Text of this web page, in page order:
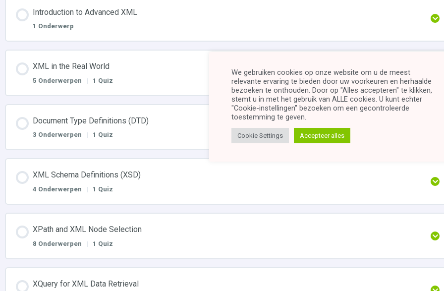
Introduction to Advanced XML
1 Onderwerp
XML in the Real World
5 Onderwerpen | 1 Quiz
Document Type Definitions (DTD)
3 Onderwerpen | 1 Quiz
XML Schema Definitions (XSD)
4 Onderwerpen | 1 Quiz
XPath and XML Node Selection
8 Onderwerpen | 1 Quiz
XQuery for XML Data Retrieval
We gebruiken cookies op onze website om u de meest
relevante ervaring te bieden door uw voorkeuren en herhaalde
bezoeken te onthouden. Door op "Alles accepteren" te klikken,
stemt u in met het gebruik van ALLE cookies. U kunt echter
"Cookie-instellingen" bezoeken om een ​​gecontroleerde
toestemming te geven.
Cookie Settings Accepteer alles